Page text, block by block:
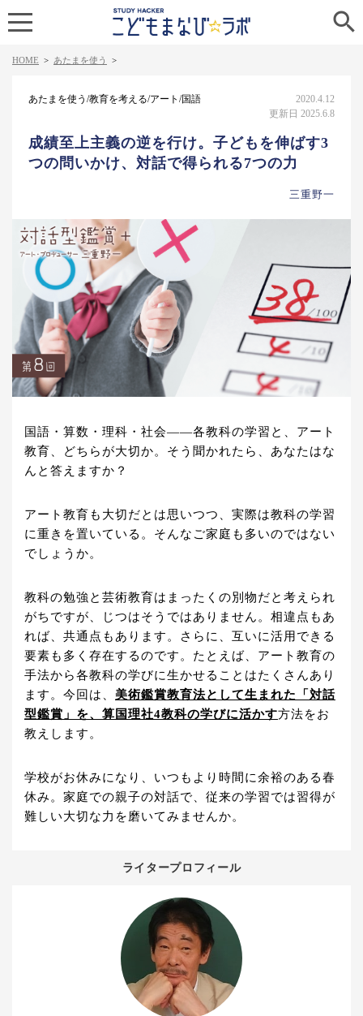

HOME > あたまを使う >
あたまを使う/教育を考える/アート/国語
2020.4.12
更新日 2025.6.8
成績至上主義の逆を行け。子どもを伸ばす3
つの問いかけ、対話で得られる7つの力
三重野一
国語・算数・理科・社会――各教科の学習と、アート
教育、どちらが大切か。そう聞かれたら、あなたはな
んと答えますか？
アート教育も大切だとは思いつつ、実際は教科の学習
に重きを置いている。そんなご家庭も多いのではない
でしょうか。
教科の勉強と芸術教育はまったくの別物だと考えられ
がちですが、じつはそうではありません。相違点もあ
れば、共通点もあります。さらに、互いに活用できる
要素も多く存在するのです。たとえば、アート教育の
手法から各教科の学びに生かせることはたくさんあり
ます。今回は、 美術鑑賞教育法として生まれた「対話
型鑑賞」を、算国理社4教科の学びに活かす方法をお
教えします。
学校がお休みになり、いつもより時間に余裕のある春
休み。家庭での親子の対話で、従来の学習では習得が
難しい大切な力を磨いてみませんか。
ライタープロフィール